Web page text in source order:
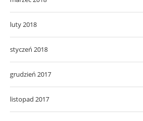
luty 2018
styczeń 2018
grudzień 2017
listopad 2017